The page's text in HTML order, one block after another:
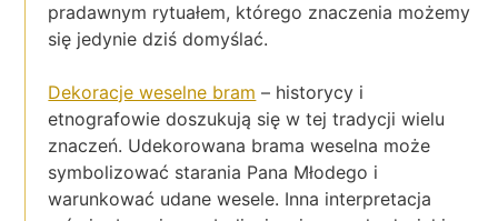
pradawnym rytuałem, którego znaczenia możemy
się jedynie dziś domyślać.
Dekoracje weselne bram – historycy i
etnografowie doszukują się w tej tradycji wielu
znaczeń. Udekorowana brama weselna może
symbolizować starania Pana Młodego i
warunkować udane wesele. Inna interpretacja